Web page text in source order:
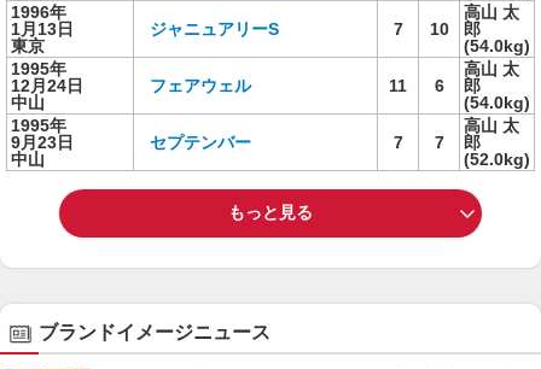
1996年
1月13日
東京
ジャニュアリーS 7 10
高山 太
郎
(54.0kg)
1995年
12月24日
中山
フェアウェル 11 6
高山 太
郎
(54.0kg)
1995年
9月23日
中山
セプテンバー 7 7
高山 太
郎
(52.0kg)
もっと見る
ブランドイメージニュース